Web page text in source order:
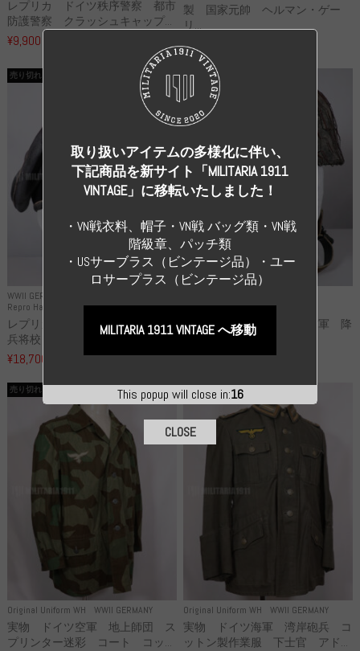
レプリカ ドイツ秩序警察 都市
防護警察 クラッシュキャップ...
¥9,900
製 国家元帥 ヘルマン・ゲー
リ...
¥55,000
WWII GERMANY
Repro Hat and Cap SS and WSS
売り切れ
レプリカ 武装親衛隊 WSS 歩
兵将校 クラッシュキャップ ...
¥18,700
Repro Hat and Cap Luftwaffe
売り切れ
高品質レプリカ ドイツ空軍 降
下猟兵 ヘルメット
¥49,800
Original Uniform WH WWII GERMANY
売り切れ
実物 ドイツ空軍 地上師団 ス
プリンター迷彩 コート コッ...
Original Uniform WH WWII GERMANY
売り切れ
実物 ドイツ海軍 湾岸砲兵 コ
ットン製作業服 下士官 アド...
This popup will close in:16
取り扱いアイテムの多様化に伴い、
下記商品を新サイト「MILITARIA 1911
VINTAGE」に移転いたしました！
・VN戦衣料、帽子・VN戦 バッグ類・VN戦
階級章、パッチ類
・USサーブラス（ビンテージ品）・ユー
ロサープラス（ビンテージ品）
MILITARIA 1911 VINTAGE へ移動
CLOSE